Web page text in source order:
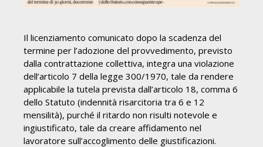
Il licenziamento comunicato dopo la scadenza del
termine per l’adozione del provvedimento, previsto
dalla contrattazione collettiva, integra una violazione
dell’articolo 7 della legge 300/1970, tale da rendere
applicabile la tutela prevista dall’articolo 18, comma 6
dello Statuto (indennità risarcitoria tra 6 e 12
mensilità), purché il ritardo non risulti notevole e
ingiustificato, tale da creare affidamento nel
lavoratore sull’accoglimento delle giustificazioni.